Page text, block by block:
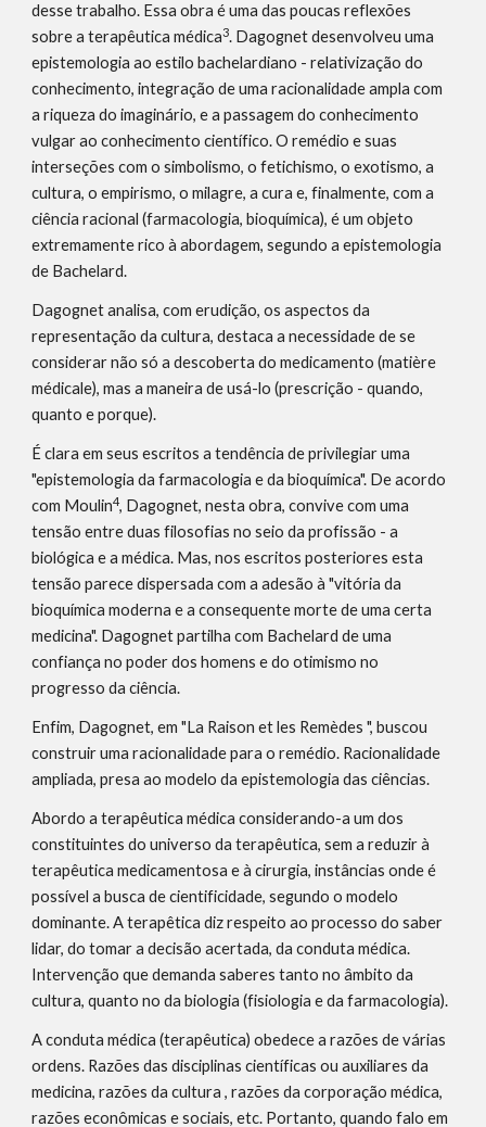
desse trabalho. Essa obra é uma das poucas reflexões
sobre a terapêutica médica3. Dagognet desenvolveu uma
epistemologia ao estilo bachelardiano - relativização do
conhecimento, integração de uma racionalidade ampla com
a riqueza do imaginário, e a passagem do conhecimento
vulgar ao conhecimento científico. O remédio e suas
interseções com o simbolismo, o fetichismo, o exotismo, a
cultura, o empirismo, o milagre, a cura e, finalmente, com a
ciência racional (farmacologia, bioquímica), é um objeto
extremamente rico à abordagem, segundo a epistemologia
de Bachelard.
Dagognet analisa, com erudição, os aspectos da
representação da cultura, destaca a necessidade de se
considerar não só a descoberta do medicamento (matière
médicale), mas a maneira de usá-lo (prescrição - quando,
quanto e porque).
É clara em seus escritos a tendência de privilegiar uma
"epistemologia da farmacologia e da bioquímica". De acordo
com Moulin4, Dagognet, nesta obra, convive com uma
tensão entre duas filosofias no seio da profissão - a
biológica e a médica. Mas, nos escritos posteriores esta
tensão parece dispersada com a adesão à "vitória da
bioquímica moderna e a consequente morte de uma certa
medicina". Dagognet partilha com Bachelard de uma
confiança no poder dos homens e do otimismo no
progresso da ciência.
Enfim, Dagognet, em "La Raison et les Remèdes ", buscou
construir uma racionalidade para o remédio. Racionalidade
ampliada, presa ao modelo da epistemologia das ciências.
Abordo a terapêutica médica considerando-a um dos
constituintes do universo da terapêutica, sem a reduzir à
terapêutica medicamentosa e à cirurgia, instâncias onde é
possível a busca de cientificidade, segundo o modelo
dominante. A terapêtica diz respeito ao processo do saber
lidar, do tomar a decisão acertada, da conduta médica.
Intervenção que demanda saberes tanto no âmbito da
cultura, quanto no da biologia (fisiologia e da farmacologia).
A conduta médica (terapêutica) obedece a razões de várias
ordens. Razões das disciplinas científicas ou auxiliares da
medicina, razões da cultura , razões da corporação médica,
razões econômicas e sociais, etc. Portanto, quando falo em